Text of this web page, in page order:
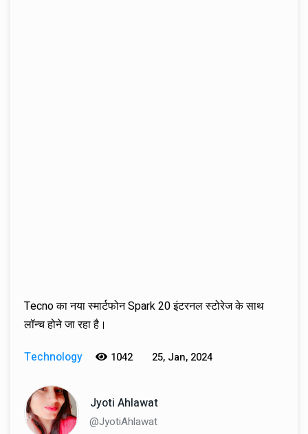
Tecno का नया स्मार्टफोन Spark 20 इंटरनल स्टोरेज के साथ
लॉन्च होने जा रहा है।
Technology
1042 25, Jan, 2024
Jyoti Ahlawat
@JyotiAhlawat